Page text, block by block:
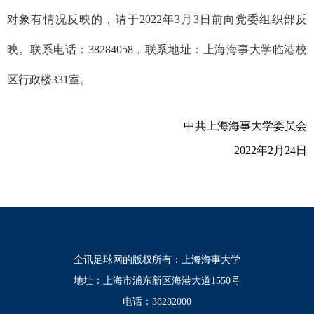
对象有情况反映的，请于2022年3月3日前向党委组织部反
映。联系电话：38284058，联系地址：上海海事大学临港校
区行政楼331室。
中共上海海事大学委员会
2022年2月24日
全讯足球网的版权所有：上海海事大学
地址：上海市浦东新区海港大道1550号
电话：38282000